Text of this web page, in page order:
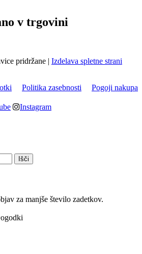
v trgovini
pridržane | Izdelava spletne strani
Politika zasebnosti Pogoji nakupa
Instagram
za manjše število zadetkov.